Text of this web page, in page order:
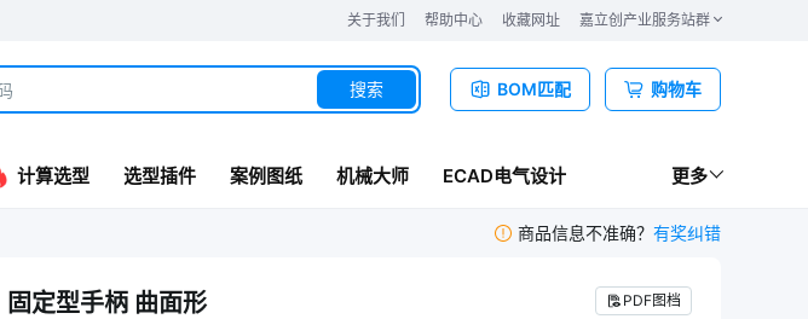
关于我们 帮助中心 收藏网址 嘉立创产业服务站群
BOM匹配 购物车
搜索
计算选型 选型插件 案例图纸 机械大师 ECAD电气设计 更多
商品信息不准确？ 有奖纠错
固定型手柄 曲面形 PDF图档